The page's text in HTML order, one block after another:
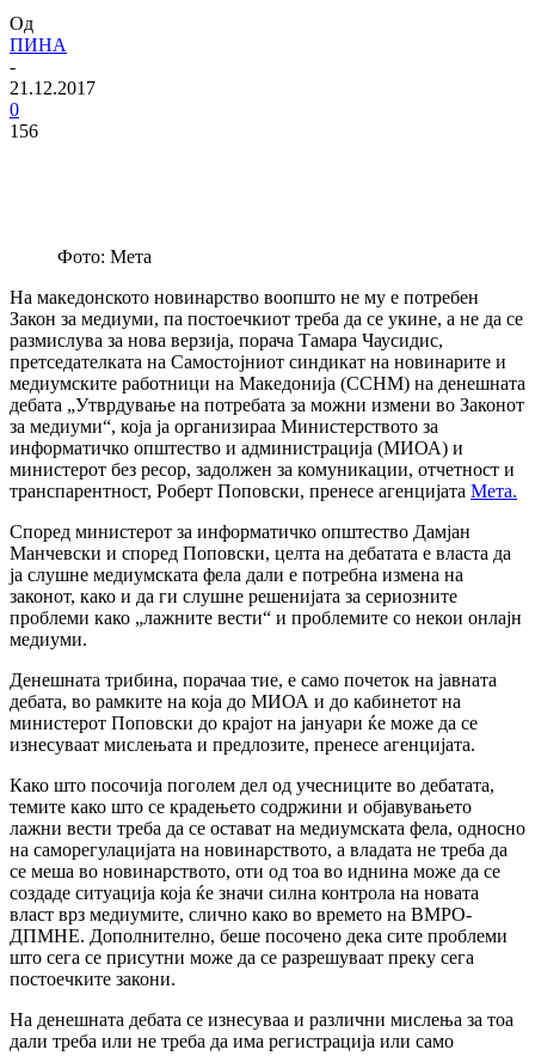
Од
ПИНА
-
21.12.2017
0
156
Фото: Мета
На македонското новинарство воопшто не му е потребен
Закон за медиуми, па постоечкиот треба да се укине, а не да се
размислува за нова верзија, порача Тамара Чаусидис,
претседателката на Самостојниот синдикат на новинарите и
медиумските работници на Македонија (ССНМ) на денешната
дебата „Утврдување на потребата за можни измени во Законот
за медиуми“, која ја организираа Министерството за
информатичко општество и администрација (МИОА) и
министерот без ресор, задолжен за комуникации, отчетност и
транспарентност, Роберт Поповски, пренесе агенцијата Мета.
Според министерот за информатичко општество Дамјан
Манчевски и според Поповски, целта на дебатата е власта да
ја слушне медиумската фела дали е потребна измена на
законот, како и да ги слушне решенијата за сериозните
проблеми како „лажните вести“ и проблемите со некои онлајн
медиуми.
Денешната трибина, порачаа тие, е само почеток на јавната
дебата, во рамките на која до МИОА и до кабинетот на
министерот Поповски до крајот на јануари ќе може да се
изнесуваат мислењата и предлозите, пренесе агенцијата.
Како што посочија поголем дел од учесниците во дебатата,
темите како што се крадењето содржини и објавувањето
лажни вести треба да се остават на медиумската фела, односно
на саморегулацијата на новинарството, а владата не треба да
се меша во новинарството, оти од тоа во иднина може да се
создаде ситуација која ќе значи силна контрола на новата
власт врз медиумите, слично како во времето на ВМРО-
ДПМНЕ. Дополнително, беше посочено дека сите проблеми
што сега се присутни може да се разрешуваат преку сега
постоечките закони.
На денешната дебата се изнесуваа и различни мислења за тоа
дали треба или не треба да има регистрација или само